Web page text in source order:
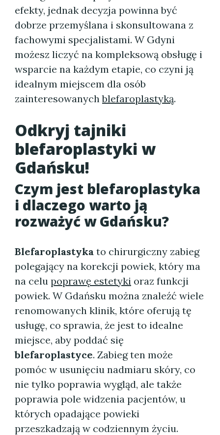
efekty, jednak decyzja powinna być
dobrze przemyślana i skonsultowana z
fachowymi specjalistami. W Gdyni
możesz liczyć na kompleksową obsługę i
wsparcie na każdym etapie, co czyni ją
idealnym miejscem dla osób
zainteresowanychblefaroplastyką.
Odkryj tajniki
blefaroplastyki w
Gdańsku!
Czym jest blefaroplastyka
i dlaczego warto ją
rozważyć w Gdańsku?
Blefaroplastyka to chirurgiczny zabieg
polegający na korekcji powiek, który ma
na celu poprawę estetyki oraz funkcji
powiek. W Gdańsku można znaleźć wiele
renomowanych klinik, które oferują tę
usługę, co sprawia, że jest to idealne
miejsce, aby poddać się
blefaroplastyce. Zabieg ten może
pomóc w usunięciu nadmiaru skóry, co
nie tylko poprawia wygląd, ale także
poprawia pole widzenia pacjentów, u
których opadające powieki
przeszkadzają w codziennym życiu.